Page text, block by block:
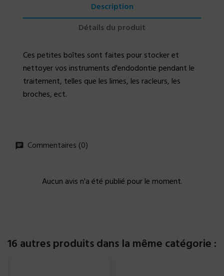
Description
Détails du produit
Ces petites boîtes sont faites pour stocker et
nettoyer vos instruments d'endodontie pendant le
traitement, telles que les limes, les racleurs, les
broches, ect.
Commentaires (0)
Aucun avis n'a été publié pour le moment.
16 autres produits dans la même catégorie :